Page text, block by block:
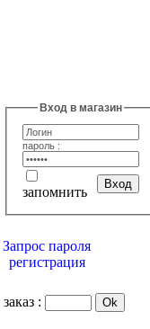
Вход в магазин
пароль :
запомнить
Запрос пароля
регистрация
заказ :